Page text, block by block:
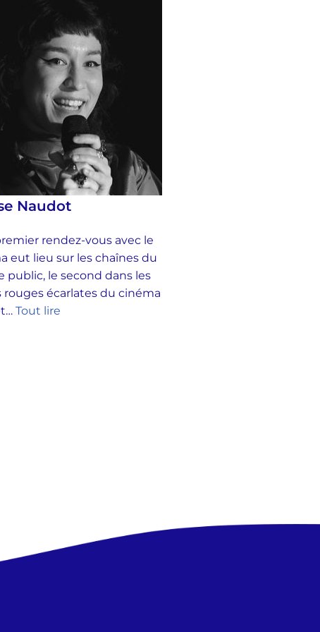
Naudot
rendez-vous avec le
eut lieu sur les chaînes du
public, le second dans les
rouges écarlates du cinéma
Tout lire